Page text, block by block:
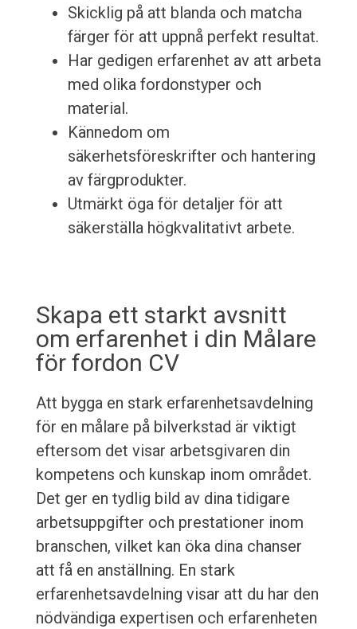
Skicklig på att blanda och matcha
färger för att uppnå perfekt resultat.
Har gedigen erfarenhet av att arbeta
med olika fordonstyper och
material.
Kännedom om
säkerhetsföreskrifter och hantering
av färgprodukter.
Utmärkt öga för detaljer för att
säkerställa högkvalitativt arbete.
Skapa ett starkt avsnitt
om erfarenhet i din Målare
för fordon CV
Att bygga en stark erfarenhetsavdelning
för en målare på bilverkstad är viktigt
eftersom det visar arbetsgivaren din
kompetens och kunskap inom området.
Det ger en tydlig bild av dina tidigare
arbetsuppgifter och prestationer inom
branschen, vilket kan öka dina chanser
att få en anställning. En stark
erfarenhetsavdelning visar att du har den
nödvändiga expertisen och erfarenheten